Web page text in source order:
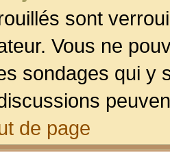
sont
Vous ne
sondages qui y
de page